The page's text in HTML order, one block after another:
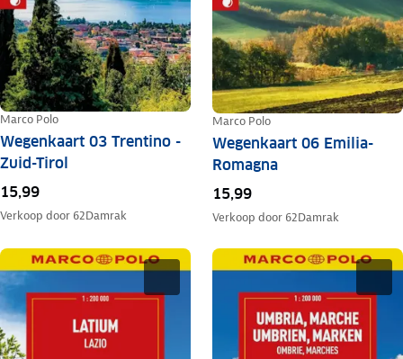
Marco Polo
Wegenkaart 03 Trentino -
Zuid-Tirol
15,99
Verkoop door 62Damrak
Marco Polo
Wegenkaart 06 Emilia-
Romagna
15,99
Verkoop door 62Damrak